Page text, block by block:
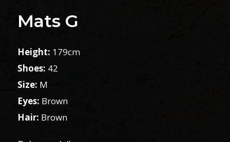
Mats G
Height: 179cm
Shoes: 42
Size: M
Eyes: Brown
Hair: Brown